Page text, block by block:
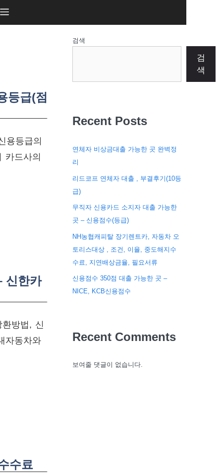
등급(점
용등급의
카드사의
신한카
방법, 신
자동차와
수료
검색
검
색
Recent Posts
연체자 비상금대출 가능한 곳 완벽정
리
리드코프 연체자 대출 , 부결후기(10등
급)
무직자 신용카드 소지자 대출 가능한
곳 – 신용점수(등급)
NH농협캐피탈 장기렌트카, 자동차 오
토리스대상 , 조건, 이율, 중도해지수
수료, 지연배상금율, 필요서류
신용점수 350점 대출 가능한 곳 –
NICE, KCB신용점수
Recent Comments
보여줄 댓글이 없습니다.